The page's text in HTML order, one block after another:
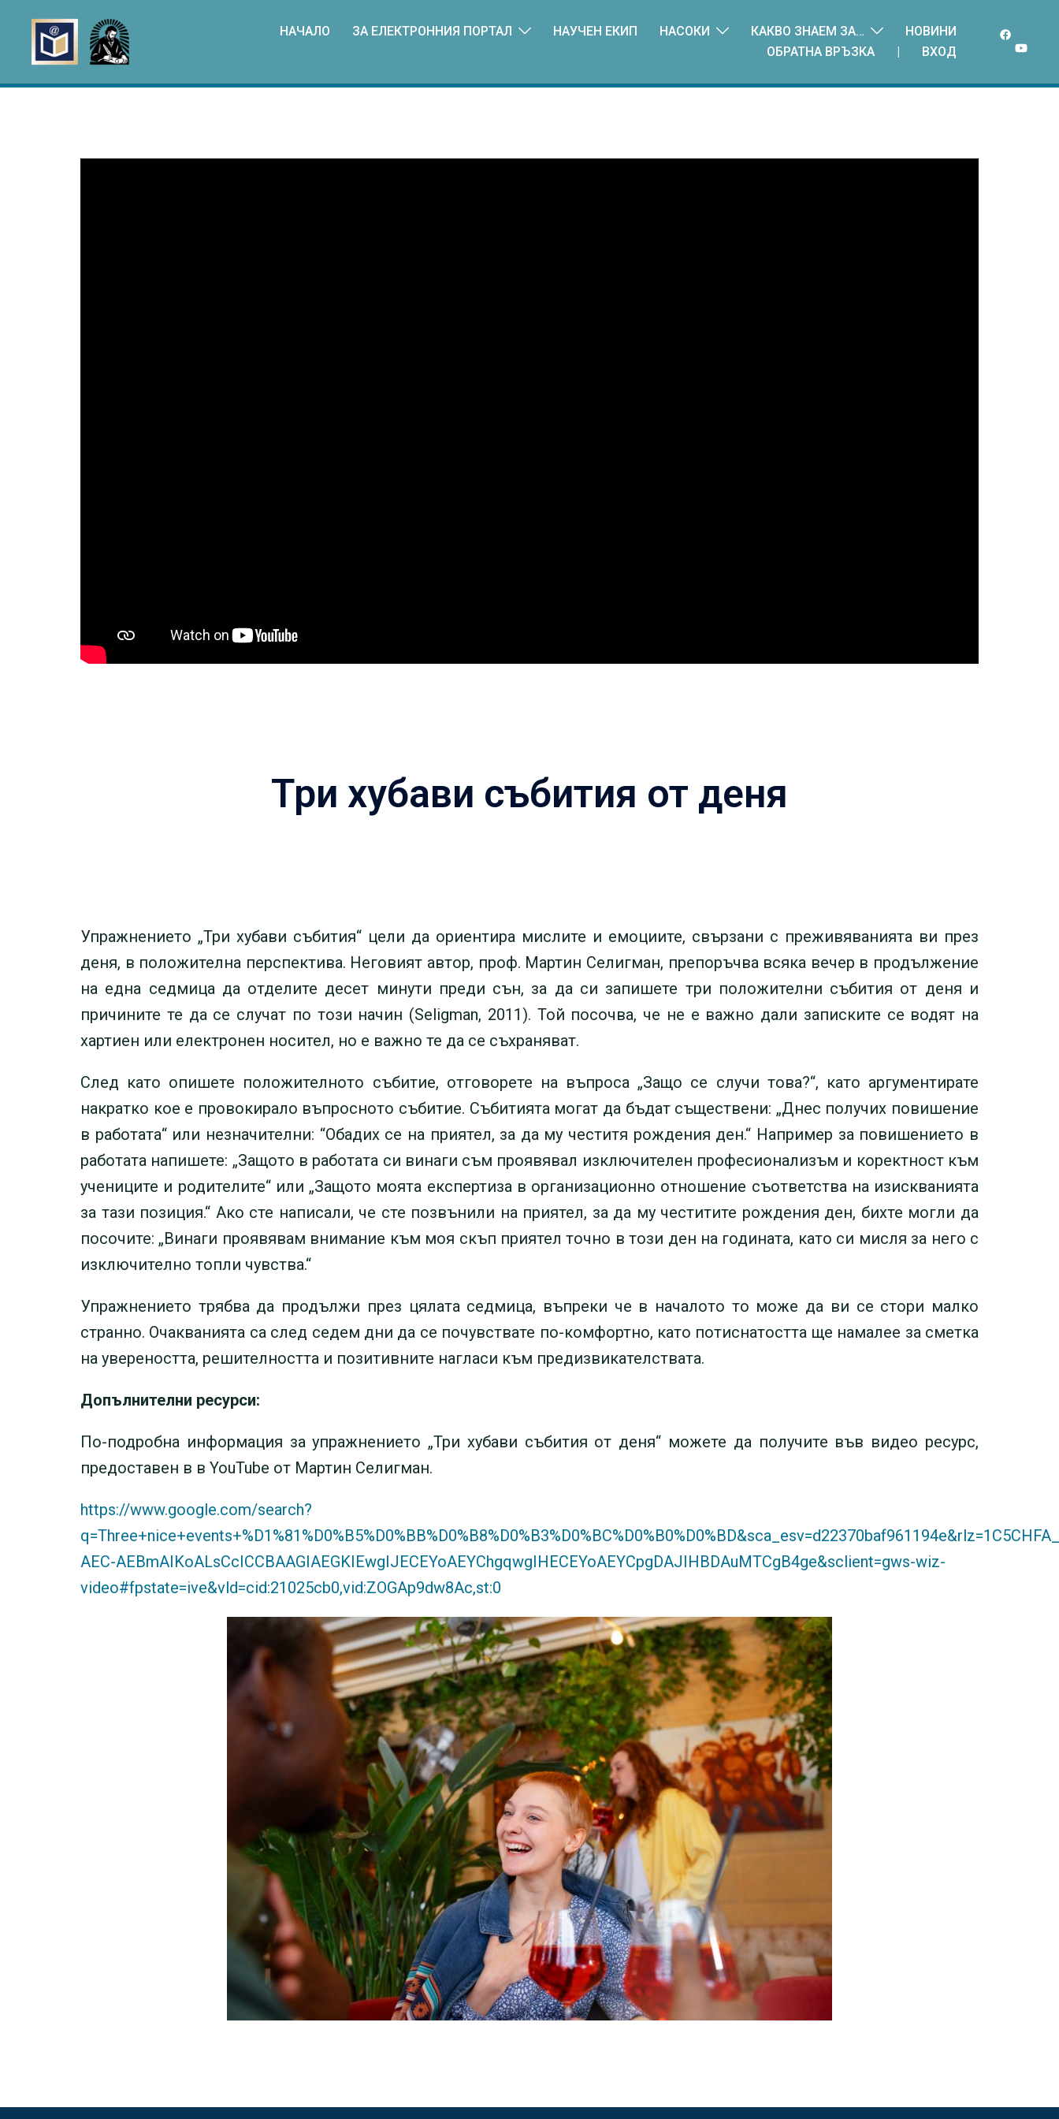
НАЧАЛО ЗА ЕЛЕКТРОННИЯ ПОРТАЛ НАУЧЕН ЕКИП НАСОКИ КАКВО ЗНАЕМ ЗА…
НОВИНИ
ОБРАТНА ВРЪЗКА
| ВХОД
Три хубави събития от деня
Упражнението „Три хубави събития“ цели да ориентира мислите и емоциите, свързани с преживяванията ви през
деня, в положителна перспектива. Неговият автор, проф. Мартин Селигман, препоръчва всяка вечер в продължение
на една седмица да отделите десет минути преди сън, за да си запишете три положителни събития от деня и
причините те да се случат по този начин (Seligman, 2011). Той посочва, че не е важно дали записките се водят на
хартиен или електронен носител, но е важно те да се съхраняват.
След като опишете положителното събитие, отговорете на въпроса „Защо се случи това?“, като аргументирате
накратко кое е провокирало въпросното събитие. Събитията могат да бъдат съществени: „Днес получих повишение
в работата“ или незначителни: “Обадих се на приятел, за да му честитя рождения ден.“ Например за повишението в
работата напишете: „Защото в работата си винаги съм проявявал изключителен професионализъм и коректност към
учениците и родителите“ или „Защото моята експертиза в организационно отношение съответства на изискванията
за тази позиция.“ Ако сте написали, че сте позвънили на приятел, за да му честитите рождения ден, бихте могли да
посочите: „Винаги проявявам внимание към моя скъп приятел точно в този ден на годината, като си мисля за него с
изключително топли чувства.“
Упражнението трябва да продължи през цялата седмица, въпреки че в началото то може да ви се стори малко
странно. Очакванията са след седем дни да се почувствате по-комфортно, като потиснатостта ще намалее за сметка
на увереността, решителността и позитивните нагласи към предизвикателствата.
Допълнителни ресурси:
По-подробна информация за упражнението „Три хубави събития от деня“ можете да получите във видео ресурс,
предоставен в в YouTube от Мартин Селигман.
https://www.google.com/search?
AEC-AEBmAIKoALsCcICCBAAGIAEGKIEwgIJECEYoAEYChgqwgIHECEYoAEYCpgDAJIHBDAuMTCgB4ge&sclient=gws-wiz-
video#fpstate=ive&vld=cid:21025cb0,vid:ZOGAp9dw8Ac,st:0